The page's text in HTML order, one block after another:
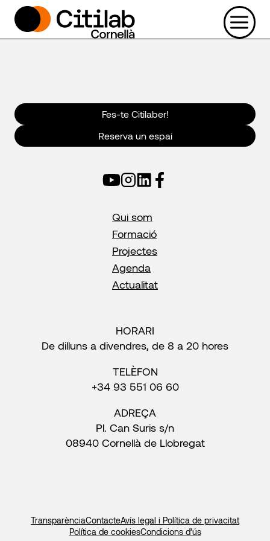
contingut
Qui som
Formació
Projectes
Agenda
Actualitat
Fes-te Citilaber!
Reserva un espai
HORARI
De dilluns a divendres, de 8 a 20 hores
TELÈFON
+34 93 551 06 60
ADREÇA
Pl. Can Suris s/n
08940 Cornellà de Llobregat
TransparènciaContacteAvís legal i Política de privacitat
Política de cookiesCondicions d’ús